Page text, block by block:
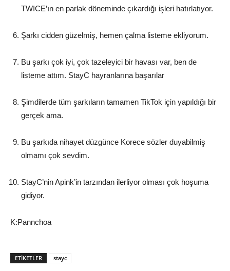
TWICE’ın en parlak döneminde çıkardığı işleri hatırlatıyor.
Şarkı cidden güzelmiş, hemen çalma listeme ekliyorum.
Bu şarkı çok iyi, çok tazeleyici bir havası var, ben de
listeme attım. StayC hayranlarına başarılar
Şimdilerde tüm şarkıların tamamen TikTok için yapıldığı bir
gerçek ama.
Bu şarkıda nihayet düzgünce Korece sözler duyabilmiş
olmamı çok sevdim.
StayC’nin Apink’in tarzından ilerliyor olması çok hoşuma
gidiyor.
K:Pannchoa
ETIKETLER stayc